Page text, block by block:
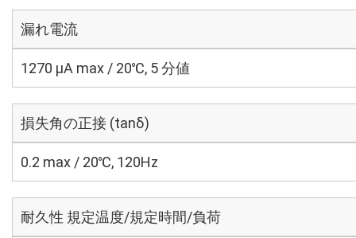
漏れ電流
1270 μA max / 20℃, 5 分値
損失角の正接 (tanδ)
0.2 max / 20℃, 120Hz
耐久性 規定温度/規定時間/負荷